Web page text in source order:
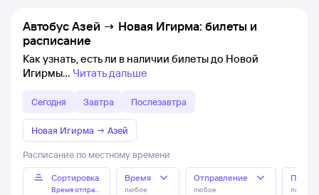
Автобус Азей → Новая Игирма: билеты и
расписание
Как узнать, есть ли в наличии билеты до Новой
Игирмы
Читать дальше
Сегодня Завтра Послезавтра
Новая Игирма → Азей
Расписание по местному времени
Сортировка
Время отправления
Время
любое
Отправление
любое любое